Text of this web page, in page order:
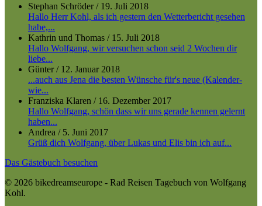
Stephan Schröder/ 19. Juli 2018
Hallo Herr Kohl, als ich gestern den Wetterbericht gesehen
habe,...
Kathrin und Thomas / 15. Juli 2018
Hallo Wolfgang, wir versuchen schon seid 2 Wochen dir
liebe...
Günter/ 12. Januar 2018
...auch aus Jena die besten Wünsche für's neue (Kalender-
wie...
Franziska Klaren / 16. Dezember 2017
Hallo Wolfgang, schön dass wir uns gerade kennen gelernt
haben...
Andrea / 5. Juni 2017
Grüß dich Wolfgang, über Lukas und Elis bin ich auf...
Das Gästebuch besuchen
© 2026 bikedreamseurope - Rad Reisen Tagebuch von Wolfgang
Kohl.